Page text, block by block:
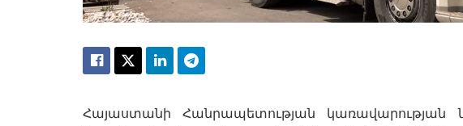
Հայաստանի Հանրապետության